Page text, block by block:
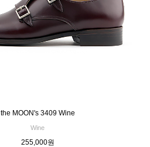
the MOON's 3409 Wine
Wine
255,000원